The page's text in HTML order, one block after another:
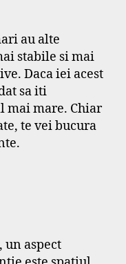
au alte
stabile si mai
Daca iei acest
sa iti
mai mare. Chiar
te vei bucura
un aspect